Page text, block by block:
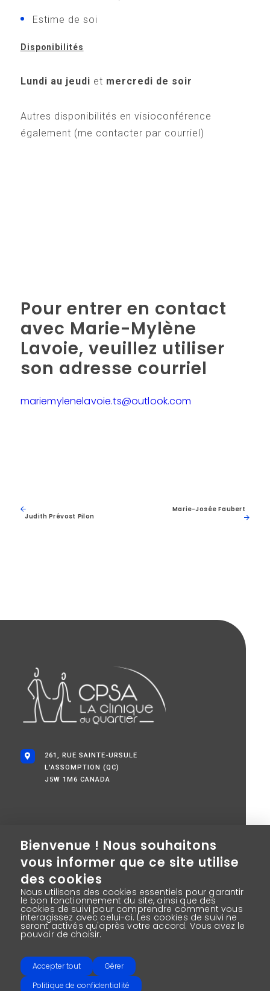
Bienvenue ! Nous souhaitons
vous informer que ce site utilise
des cookies
Nous utilisons des cookies essentiels pour garantir
le bon fonctionnement du site, ainsi que des
cookies de suivi pour comprendre comment vous
interagissez avec celui-ci. Les cookies de suivi ne
seront activés qu'après votre accord. Vous avez le
pouvoir de choisir.
Accepter tout
Gérer
Politique de confidentialité
Estime de soi
Disponibilités
Lundi au jeudi et mercredi de soir
Autres disponibilités en visioconférence
également (me contacter par courriel)
Pour entrer en contact
avec Marie-Mylène
Lavoie, veuillez utiliser
son adresse courriel
mariemylenelavoie.ts@outlook.com
Judith Prévost Pilon
Marie-Josée Faubert
261, RUE SAINTE-URSULE
L'ASSOMPTION (QC)
J5W 1M6 CANADA
NOTRE ENGAGEMENT
BUREAUX À LOUER
CHOISIR SON PROFESSIONNEL
NOUS JOINDRE